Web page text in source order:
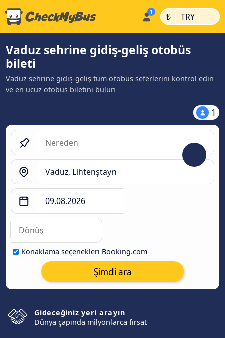
₺ | TRY |
Vaduz sehrine gidiş-geliş otobüs
bileti
Vaduz sehrine gidiş-geliş tüm otobüs seferlerini kontrol edin
ve en ucuz otobüs biletini bulun
1
Konaklama seçenekleri Booking.com
Şimdi ara
Gideceğiniz yeri arayın
Dünya çapında milyonlarca fırsat